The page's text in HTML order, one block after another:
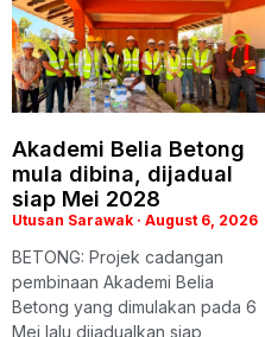
Akademi Belia Betong
mula dibina, dijadual
siap Mei 2028
Utusan Sarawak August 6, 2026
BETONG: Projek cadangan
pembinaan Akademi Belia
Betong yang dimulakan pada 6
Mei lalu dijadualkan siap